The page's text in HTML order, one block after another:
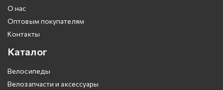
О нас
Оптовым покупателям
Контакты
Каталог
Велосипеды
Велозапчасти и аксессуары